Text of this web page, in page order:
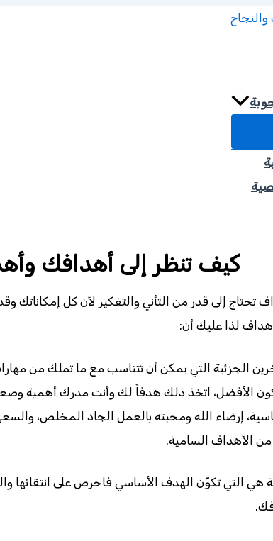
كيف تنظر إلى أهدافك
تحتاج إلى قدر من التأني والتفكير لأن كل إمكاناتك
لذا عليك أن:
الجزئية التي يمكن أن تتناسب مع ما تملك من
الأفضل، اتخذ ذلك هدفاً لك وأنت مدرك أهمية
إرضاء الله ومحبته بالعمل الجاد المخلص،
الأهداف السامية.
هي التي تكوّن الهدف الأساسي فاحرص على انتقائها